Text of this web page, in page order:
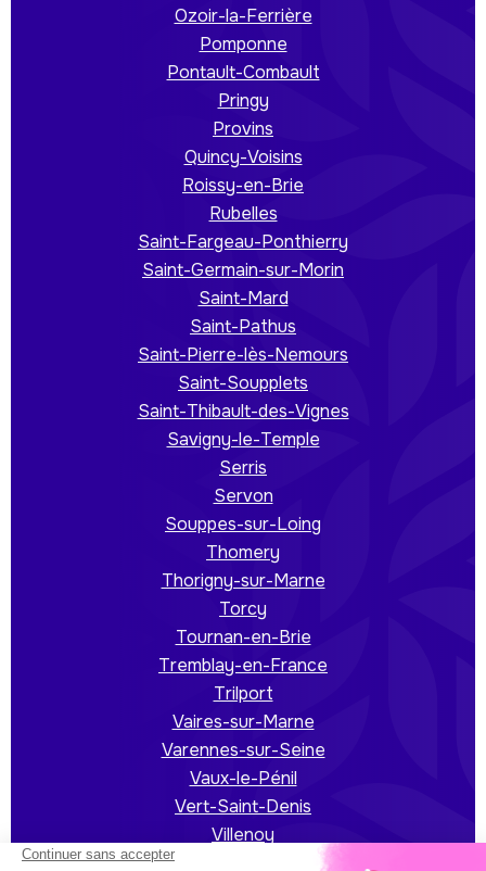
Ozoir-la-Ferrière
Pomponne
Pontault-Combault
Pringy
Provins
Quincy-Voisins
Roissy-en-Brie
Rubelles
Saint-Fargeau-Ponthierry
Saint-Germain-sur-Morin
Saint-Mard
Saint-Pathus
Saint-Pierre-lès-Nemours
Saint-Soupplets
Saint-Thibault-des-Vignes
Savigny-le-Temple
Serris
Servon
Souppes-sur-Loing
Thomery
Thorigny-sur-Marne
Torcy
Tournan-en-Brie
Tremblay-en-France
Trilport
Vaires-sur-Marne
Varennes-sur-Seine
Vaux-le-Pénil
Vert-Saint-Denis
Villenoy